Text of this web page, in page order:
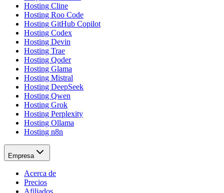
Hosting Cline
Hosting Roo Code
Hosting GitHub Copilot
Hosting Codex
Hosting Devin
Hosting Trae
Hosting Qoder
Hosting Glama
Hosting Mistral
Hosting DeepSeek
Hosting Qwen
Hosting Grok
Hosting Perplexity
Hosting Ollama
Hosting n8n
Empresa
Acerca de
Precios
Afiliados